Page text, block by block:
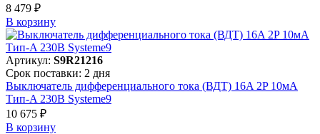
8 479 ₽
В корзинy
Артикул: S9R21216
Срок поставки: 2 дня
Выключатель дифференциального тока (ВДТ) 16A 2P 10мА
Тип-A 230В Systeme9
10 675 ₽
В корзинy